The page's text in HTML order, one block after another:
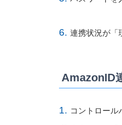
6. 連携状況が「
AmazonID
1. コントロール